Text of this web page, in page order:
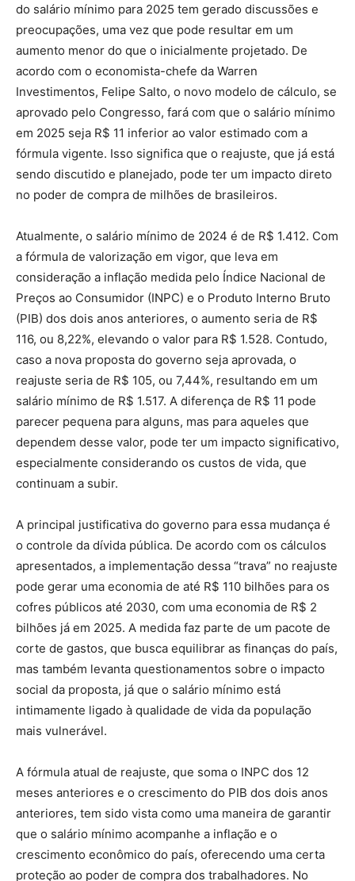
do salário mínimo para 2025 tem gerado discussões e
preocupações, uma vez que pode resultar em um
aumento menor do que o inicialmente projetado. De
acordo com o economista-chefe da Warren
Investimentos, Felipe Salto, o novo modelo de cálculo, se
aprovado pelo Congresso, fará com que o salário mínimo
em 2025 seja R$ 11 inferior ao valor estimado com a
fórmula vigente. Isso significa que o reajuste, que já está
sendo discutido e planejado, pode ter um impacto direto
no poder de compra de milhões de brasileiros.
Atualmente, o salário mínimo de 2024 é de R$ 1.412. Com
a fórmula de valorização em vigor, que leva em
consideração a inflação medida pelo Índice Nacional de
Preços ao Consumidor (INPC) e o Produto Interno Bruto
(PIB) dos dois anos anteriores, o aumento seria de R$
116, ou 8,22%, elevando o valor para R$ 1.528. Contudo,
caso a nova proposta do governo seja aprovada, o
reajuste seria de R$ 105, ou 7,44%, resultando em um
salário mínimo de R$ 1.517. A diferença de R$ 11 pode
parecer pequena para alguns, mas para aqueles que
dependem desse valor, pode ter um impacto significativo,
especialmente considerando os custos de vida, que
continuam a subir.
A principal justificativa do governo para essa mudança é
o controle da dívida pública. De acordo com os cálculos
apresentados, a implementação dessa “trava” no reajuste
pode gerar uma economia de até R$ 110 bilhões para os
cofres públicos até 2030, com uma economia de R$ 2
bilhões já em 2025. A medida faz parte de um pacote de
corte de gastos, que busca equilibrar as finanças do país,
mas também levanta questionamentos sobre o impacto
social da proposta, já que o salário mínimo está
intimamente ligado à qualidade de vida da população
mais vulnerável.
A fórmula atual de reajuste, que soma o INPC dos 12
meses anteriores e o crescimento do PIB dos dois anos
anteriores, tem sido vista como uma maneira de garantir
que o salário mínimo acompanhe a inflação e o
crescimento econômico do país, oferecendo uma certa
proteção ao poder de compra dos trabalhadores. No